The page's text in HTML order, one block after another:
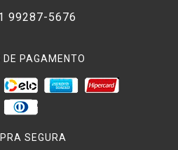
99287-5676
DE PAGAMENTO
SEGURA